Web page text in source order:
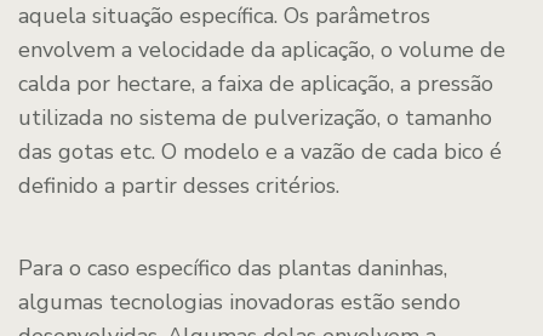
aquela situação específica. Os parâmetros
envolvem a velocidade da aplicação, o volume de
calda por hectare, a faixa de aplicação, a pressão
utilizada no sistema de pulverização, o tamanho
das gotas etc. O modelo e a vazão de cada bico é
definido a partir desses critérios.
Para o caso específico das plantas daninhas,
algumas tecnologias inovadoras estão sendo